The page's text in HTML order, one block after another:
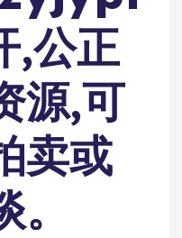
,公正
源,可
卖或